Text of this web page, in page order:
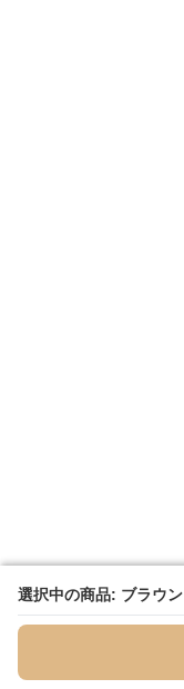
選択中の商品: ブラウン
選択中の商品: ブラウン